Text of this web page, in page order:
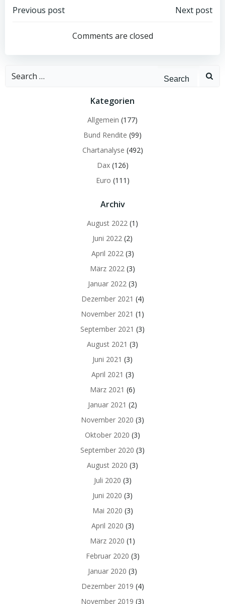
Post
navigation
Previous post
navigation
Next post
Comments are closed
Search
Kategorien
Allgemein (177)
Bund Rendite (99)
Chartanalyse (492)
Dax(126)
Euro (111)
Archiv
August 2022 (1)
Juni 2022 (2)
April 2022 (3)
März 2022 (3)
Januar 2022 (3)
Dezember 2021 (4)
November 2021 (1)
September 2021 (3)
August 2021 (3)
Juni 2021 (3)
April 2021 (3)
März 2021 (6)
Januar 2021 (2)
November 2020 (3)
Oktober 2020 (3)
September 2020 (3)
August 2020 (3)
Juli 2020 (3)
Juni 2020 (3)
Mai 2020 (3)
April 2020 (3)
März 2020 (1)
Februar 2020 (3)
Januar 2020 (3)
Dezember 2019 (4)
November 2019 (3)